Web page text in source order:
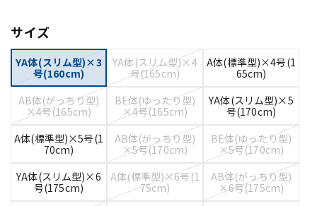
サイズ
YA体(スリム型)×3
号(160cm)
YA体(スリム型)×4
号(165cm)
A体(標準型)×4号(1
65cm)
AB体(がっちり型)
×4号(165cm)
BE体(ゆったり型)
×4号(165cm)
YA体(スリム型)×5
号(170cm)
A体(標準型)×5号(1
70cm)
AB体(がっちり型)
×5号(170cm)
BE体(ゆったり型)
×5号(170cm)
YA体(スリム型)×6
号(175cm)
A体(標準型)×6号(1
75cm)
AB体(がっちり型)
×6号(175cm)